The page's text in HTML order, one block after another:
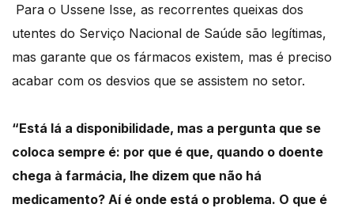
Para o Ussene Isse, as recorrentes queixas dos
utentes do Serviço Nacional de Saúde são legítimas,
mas garante que os fármacos existem, mas é preciso
acabar com os desvios que se assistem no setor.
“Está lá a disponibilidade, mas a pergunta que se
coloca sempre é: por que é que, quando o doente
chega à farmácia, lhe dizem que não há
medicamento? Aí é onde está o problema. O que é